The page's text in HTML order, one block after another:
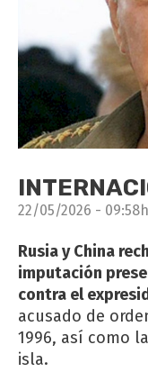
22/05/2026 -
Rusia y China
imputación
contra el
acusado de
1996, así como
isla.